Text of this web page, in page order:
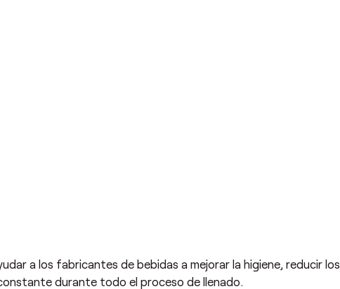
a los fabricantes de bebidas a mejorar la higiene, reducir los
durante todo el proceso de llenado.